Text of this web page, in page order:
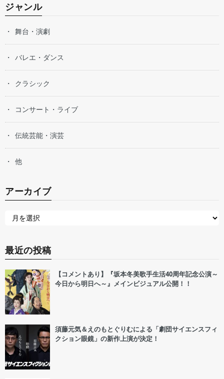
ジャンル
舞台・演劇
バレエ・ダンス
クラシック
コンサート・ライブ
伝統芸能・演芸
他
アーカイブ
最近の投稿
【コメントあり】『坂本冬美歌手生活40周年記念公演～
今日から明日へ～』メインビジュアル公開！！
須藤元気＆えのもとぐりむによる「劇団サイエンスフィ
クション眼鏡」の新作上演が決定！